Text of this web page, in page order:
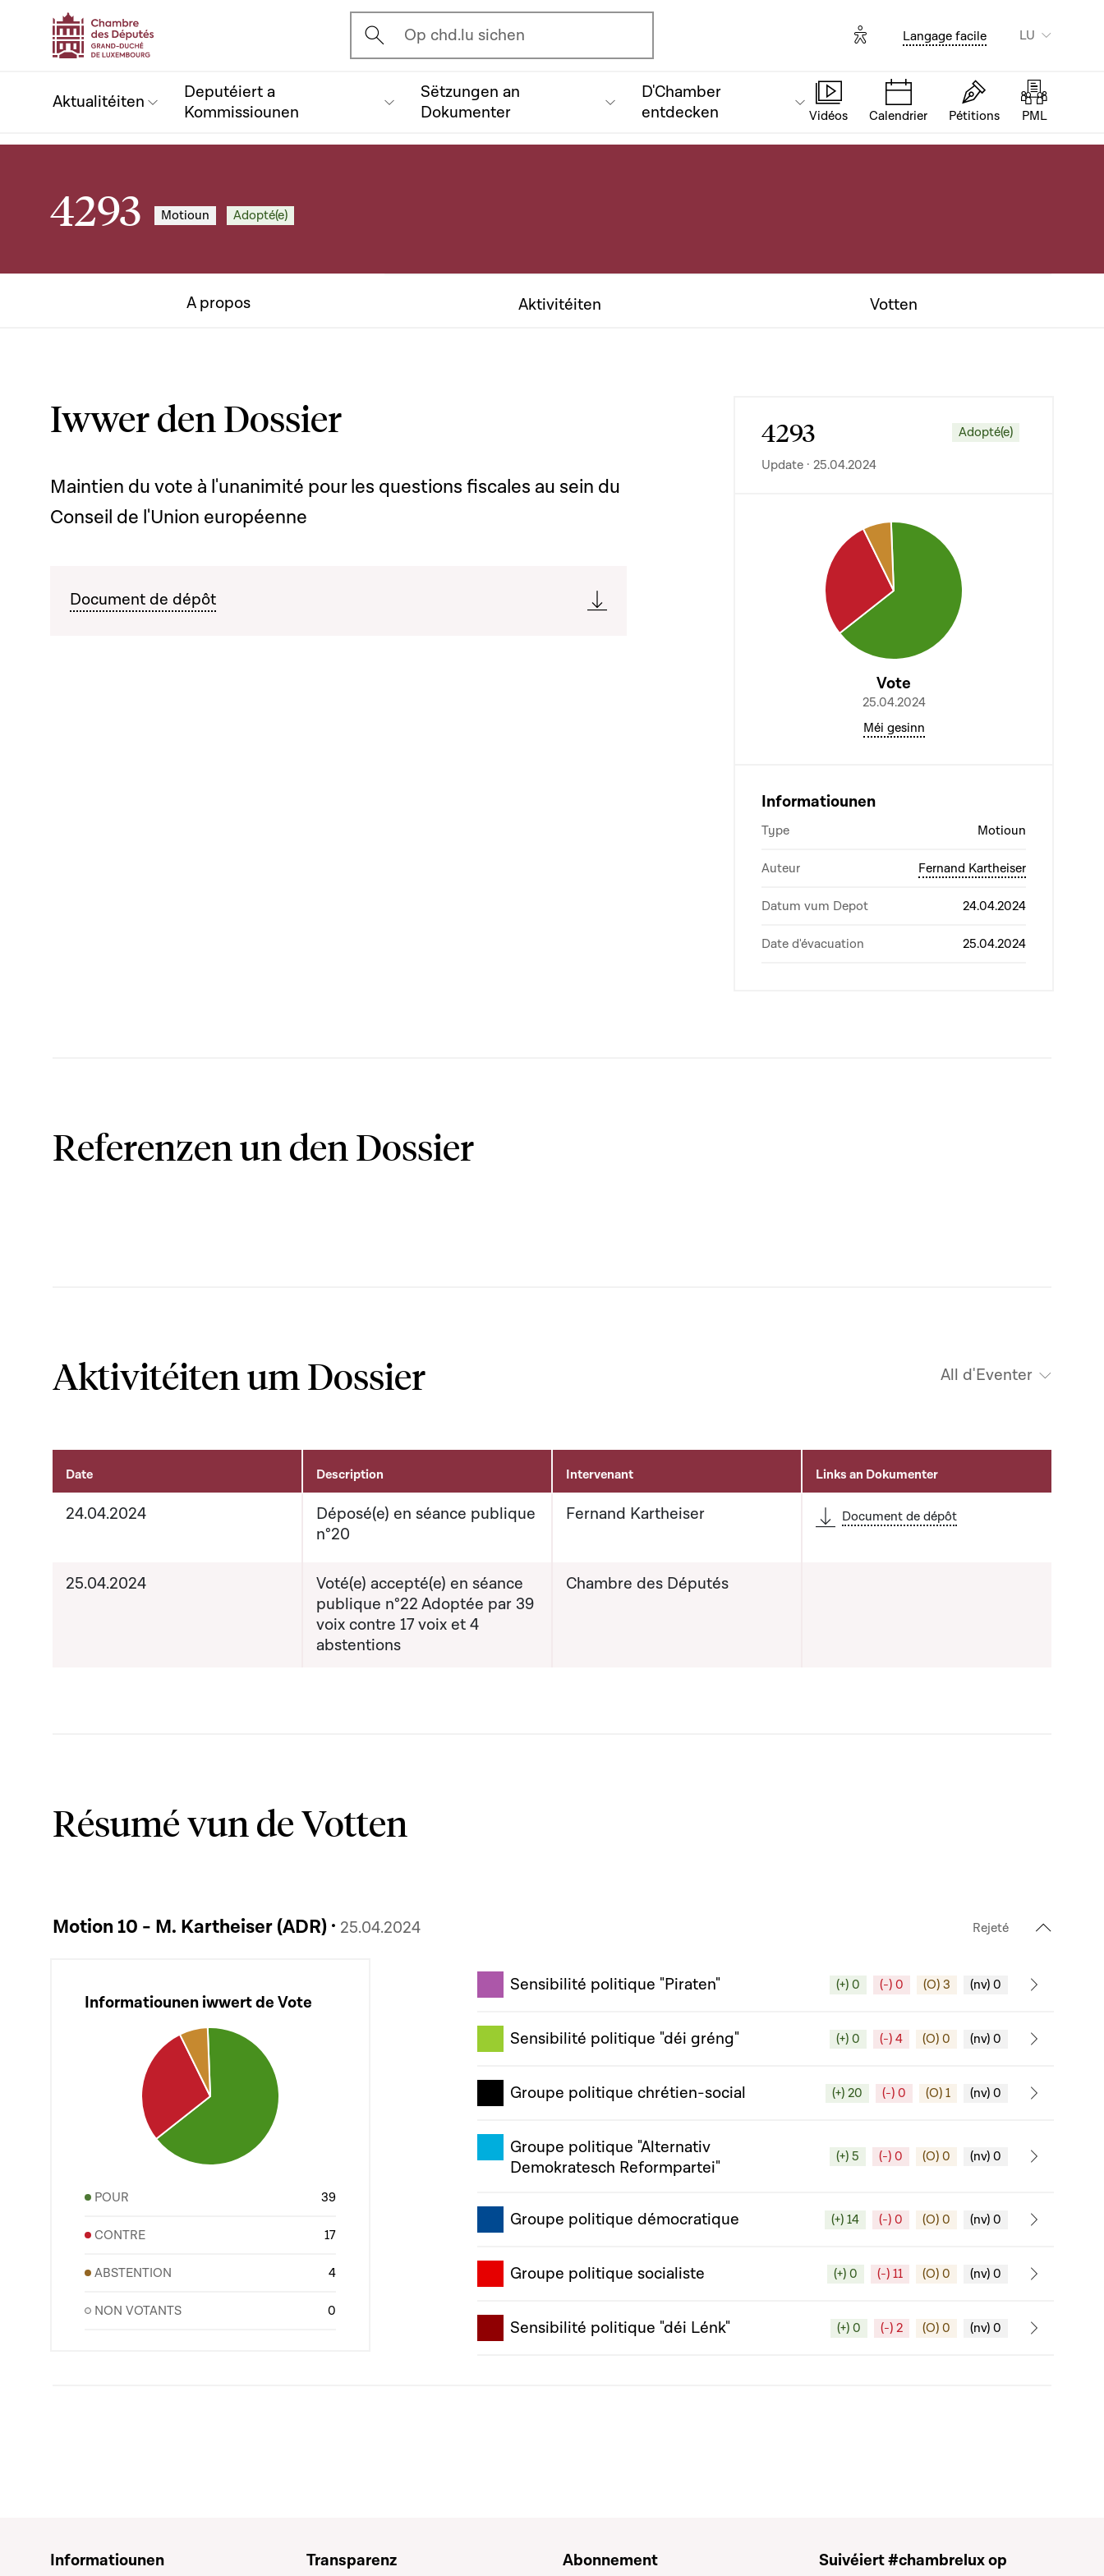
Ouvrir l'écran de recherche
Op chd.lu sichen Options d'accessibilité
Langage facile LU
Aktualitéiten
Deputéiert a
Kommissiounen
Sëtzungen an
Dokumenter
D'Chamber
entdecken
Vidéos Calendrier Pétitions PML
4293 Motioun Adopté(e)
A propos Aktivitéiten Votten
Iwwer den Dossier
Maintien du vote à l'unanimité pour les questions fiscales au sein du
Conseil de l'Union européenne
Document de dépôt
4293 Adopté(e)
Update · 25.04.2024
Vote
25.04.2024
Méi gesinn
Informatiounen
Type Motioun
Auteur Fernand Kartheiser
Datum vum Depot 24.04.2024
Date d'évacuation 25.04.2024
Referenzen un den Dossier
Aktivitéiten um Dossier All d'Eventer
Aktivitéiten um Dossier
Date Description Intervenant Links an Dokumenter
24.04.2024
Déposé(e) en séance publique
n°20
Fernand Kartheiser Document de dépôt
25.04.2024
Voté(e) accepté(e) en séance
publique n°22 Adoptée par 39
voix contre 17 voix et 4
abstentions
Chambre des Députés
Résumé vun de Votten
Motion 10 - M. Kartheiser (ADR) · 25.04.2024 Rejeté
Informatiounen iwwert de Vote
POUR 39
CONTRE 17
ABSTENTION 4
NON VOTANTS 0
Sensibilité politique "Piraten" (+) 0 (-) 0 (O) 3 (nv) 0
Sensibilité politique "déi gréng" (+) 0 (-) 4 (O) 0 (nv) 0
Groupe politique chrétien-social (+) 20 (-) 0 (O) 1 (nv) 0
Groupe politique "Alternativ
Demokratesch Reformpartei"
(+) 5 (-) 0 (O) 0 (nv) 0
Groupe politique démocratique (+) 14 (-) 0 (O) 0 (nv) 0
Groupe politique socialiste (+) 0 (-) 11 (O) 0 (nv) 0
Sensibilité politique "déi Lénk" (+) 0 (-) 2 (O) 0 (nv) 0
Informatiounen Transparenz Abonnement Suivéiert #chambrelux op